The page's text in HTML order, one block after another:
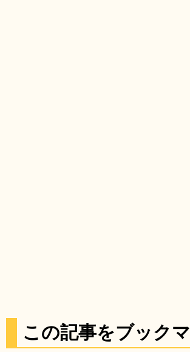
この記事をブック